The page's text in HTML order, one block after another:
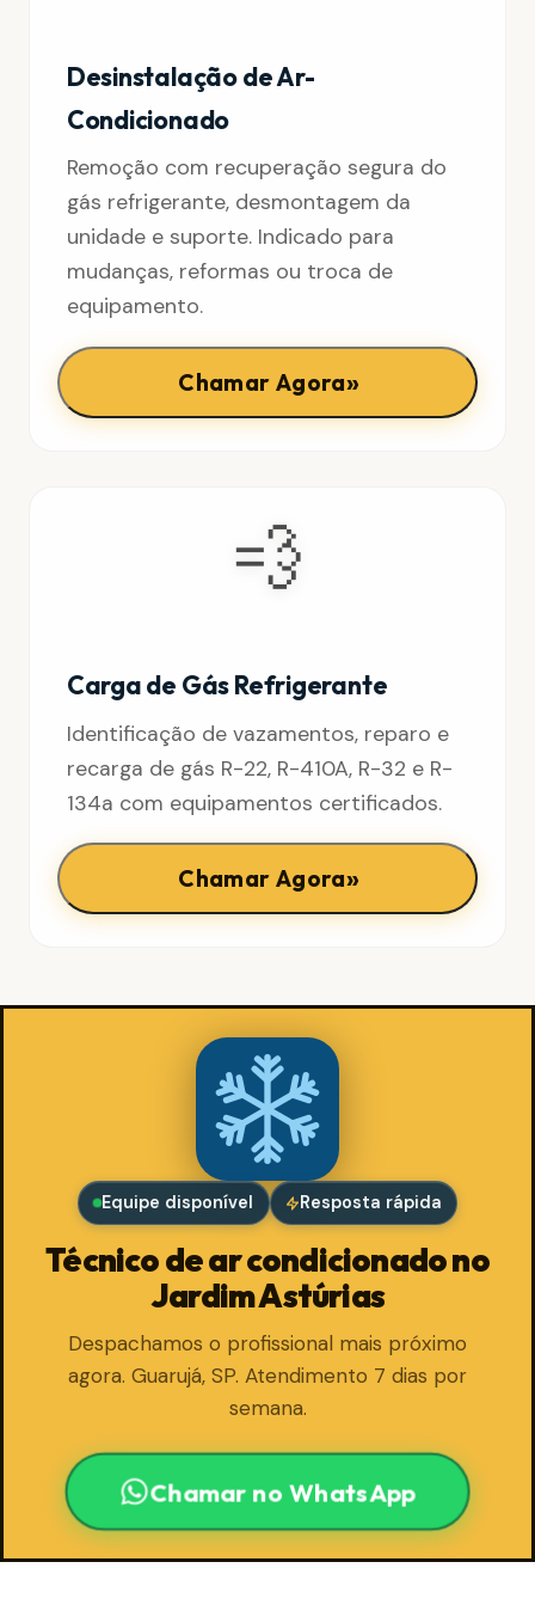
Desinstalação de Ar-
Condicionado
Remoção com recuperação segura do
gás refrigerante, desmontagem da
unidade e suporte. Indicado para
mudanças, reformas ou troca de
equipamento.
Chamar Agora»
💨
Carga de Gás Refrigerante
Identificação de vazamentos, reparo e
recarga de gás R-22, R-410A, R-32 e R-
134a com equipamentos certificados.
Chamar Agora»
Equipe disponível Resposta rápida
Técnico de ar condicionado no
Jardim Astúrias
Despachamos o profissional mais próximo
agora. Guarujá, SP. Atendimento 7 dias por
semana.
Chamar no WhatsApp